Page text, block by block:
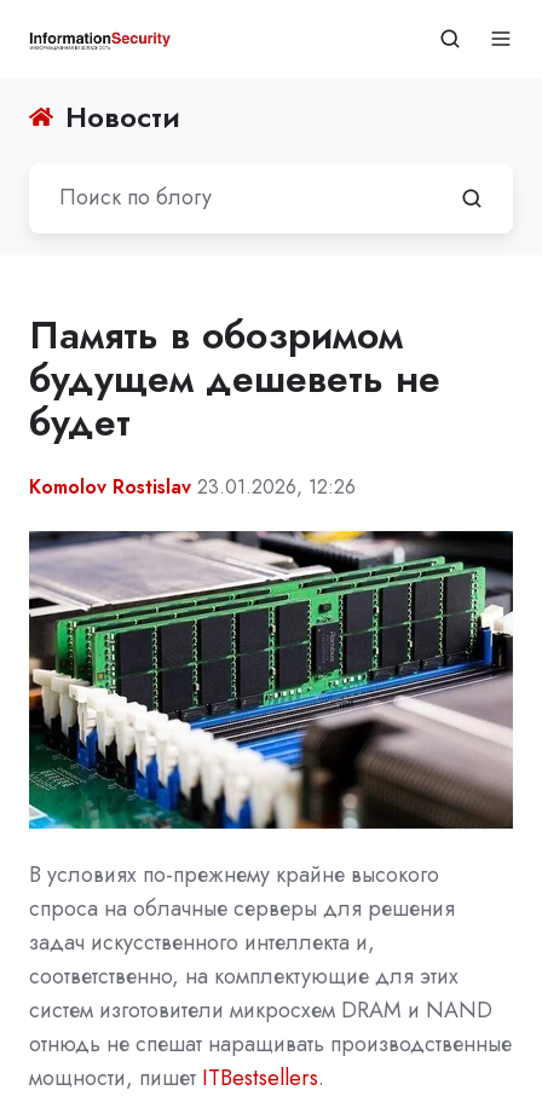
Новости
Память в обозримом
будущем дешеветь не
будет
Komolov Rostislav 23.01.2026, 12:26
В условиях по-прежнему крайне высокого
спроса на облачные серверы для решения
задач искусственного интеллекта и,
соответственно, на комплектующие для этих
систем изготовители микросхем DRAM и NAND
отнюдь не спешат наращивать производственные
мощности, пишет ITBestsellers.